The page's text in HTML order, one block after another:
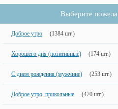
Выберите
Доброе утро (1384 шт.)
Хорошего дня (позитивные) (174 шт.)
С днем рождения (мужчине) (253 шт.)
Доброе утро, прикольные (470 шт.)